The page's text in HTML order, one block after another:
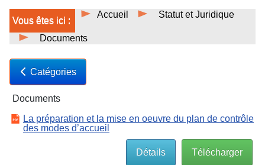
Vous êtes ici :
Accueil Statut et Juridique
Documents
Catégories
Documents
La préparation et la mise en oeuvre du plan de contrôle
des modes d’accueil
Télécharger
Détails